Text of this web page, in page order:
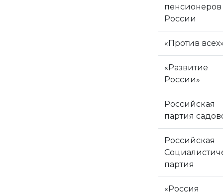
пенсионеров
России
«Против
«Развитие
России»
Российская
партия
Российская
партия
«Россия